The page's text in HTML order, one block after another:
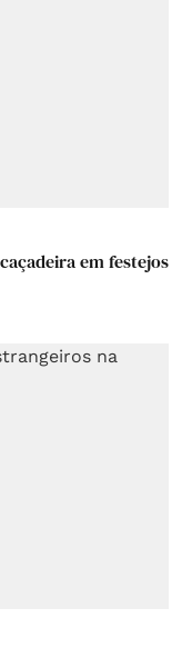
em festejos